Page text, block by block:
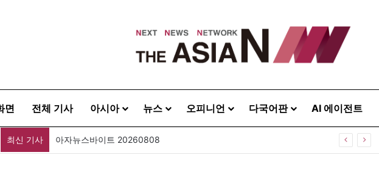
면 전체 기사 아시아 뉴스 오피니언 다국어판 AI 에이전트
최신 기사 아자뉴스바이트 20260808